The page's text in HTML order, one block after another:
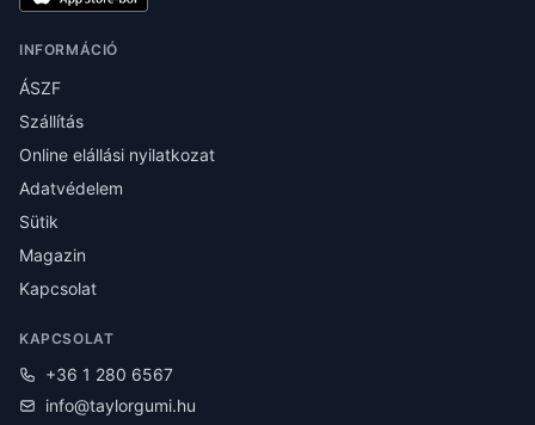
INFORMÁCIÓ
ÁSZF
Szállítás
Online elállási nyilatkozat
Adatvédelem
Sütik
Magazin
Kapcsolat
KAPCSOLAT
+36 1 280 6567
info@taylorgumi.hu